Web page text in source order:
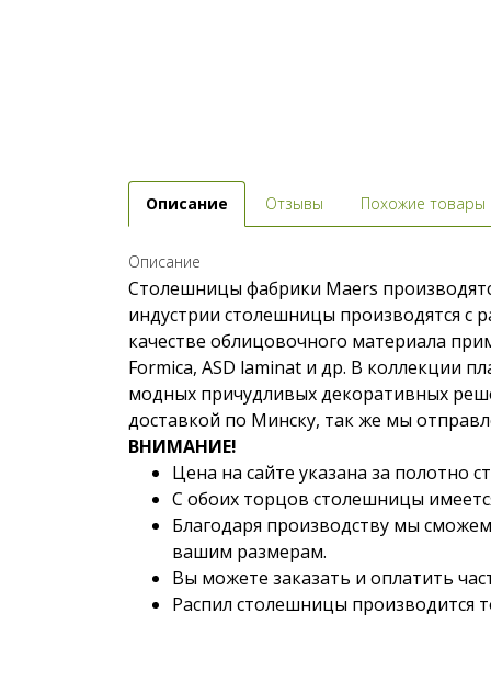
Описание Отзывы Похожие товары
Описание
Столешницы фабрики Maers
индустрии столешницы производятся с
качестве облицовочного материала
Formica, ASD laminat и др. В коллекции
модных причудливых декоративных
доставкой по Минску, так же мы
ВНИМАНИЕ!
Цена на сайте указана за полотно
С обоих торцов столешницы
Благодаря производству мы
вашим размерам.
Вы можете заказать и оплатить
Распил столешницы производится